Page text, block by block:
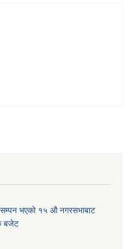
सम्पन भएको १५ ‍‍‍औ नगरसभाबाट
बजेट